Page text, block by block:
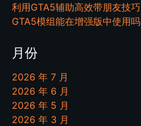
利用GTA5辅助高效带朋友技巧
GTA5模组能在增强版中使用吗
月份
2026 年 7 月
2026 年 6 月
2026 年 5 月
2026 年 3 月